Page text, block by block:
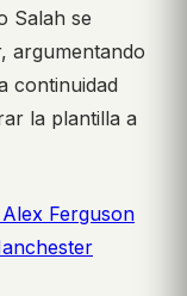
Salah se
argumentando
continuidad
la plantilla a
Ferguson